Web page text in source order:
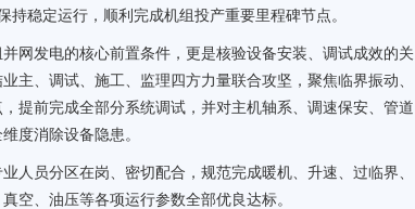
稳定运行，顺利完成机组投产重要里程碑节点。
网发电的核心前置条件，更是核验设备安装、调试成效的关
主、调试、施工、监理四方力量联合攻坚，聚焦临界振动、
提前完成全部分系统调试，并对主机轴系、调速保安、管道
度消除设备隐患。
人员分区在岗、密切配合，规范完成暖机、升速、过临界、
空、油压等各项运行参数全部优良达标。